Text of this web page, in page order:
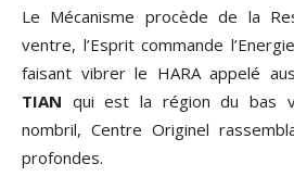
Le Mécanisme procède de la
ventre, l’Esprit commande
faisant vibrer le HARA appelé
TIAN qui est la région du bas
nombril, Centre Originel
profondes.